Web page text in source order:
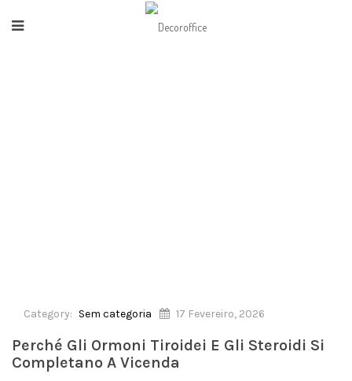
Category: Sem categoria 17 Fevereiro, 2026
Perché Gli Ormoni Tiroidei E Gli Steroidi Si
Completano A Vicenda